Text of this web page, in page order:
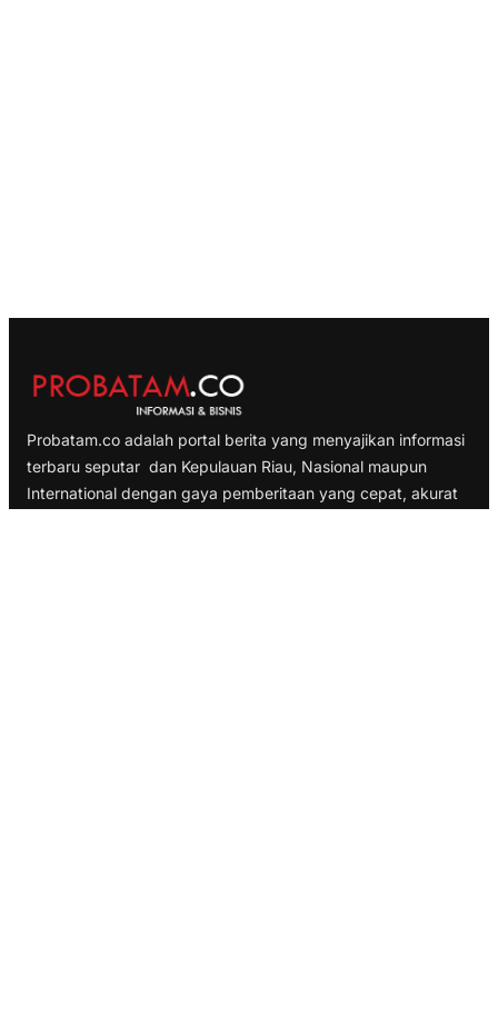
Probatam.co adalah portal berita yang menyajikan informasi
terbaru seputar dan Kepulauan Riau, Nasional maupun
International dengan gaya pemberitaan yang cepat, akurat